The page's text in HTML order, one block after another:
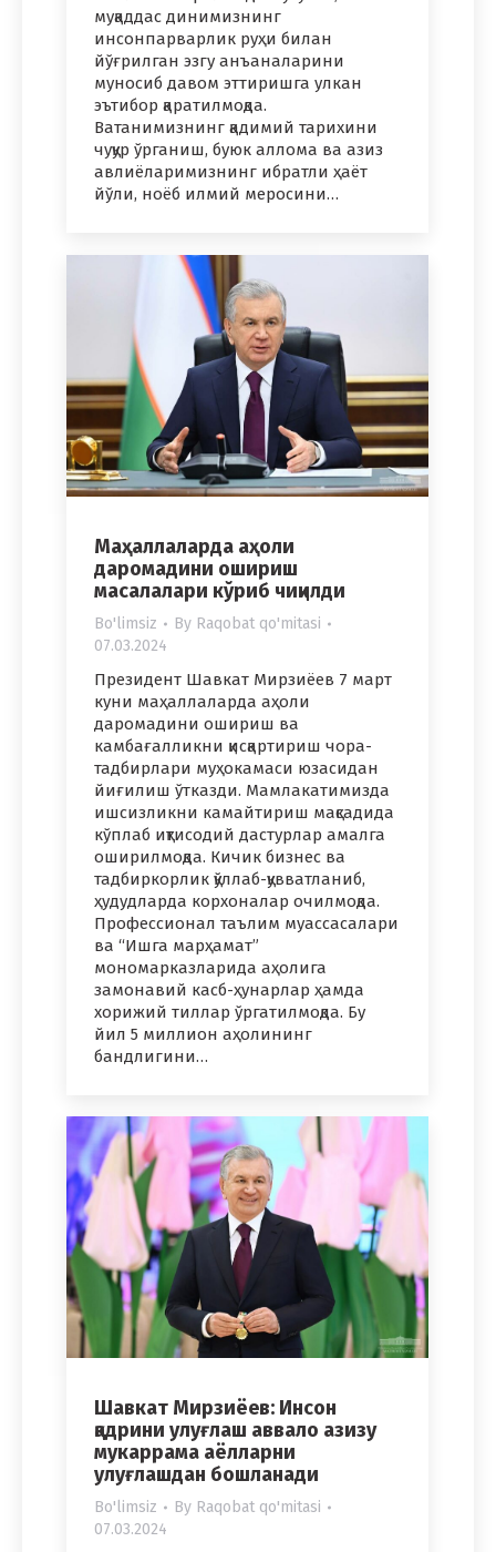
муқаддас динимизнинг
инсонпарварлик руҳи билан
йўғрилган эзгу анъаналарини
муносиб давом эттиришга улкан
эътибор қаратилмоқда.
Ватанимизнинг қадимий тарихини
чуқур ўрганиш, буюк аллома ва азиз
авлиёларимизнинг ибратли ҳаёт
йўли, ноёб илмий меросини…
Маҳаллаларда аҳоли
даромадини ошириш
масалалари кўриб чиқилди
Bo'limsiz By Raqobat qo'mitasi
07.03.2024
Президент Шавкат Мирзиёев 7 март
куни маҳаллаларда аҳоли
даромадини ошириш ва
камбағалликни қисқартириш чора-
тадбирлари муҳокамаси юзасидан
йиғилиш ўтказди. Мамлакатимизда
ишсизликни камайтириш мақсадида
кўплаб иқтисодий дастурлар амалга
оширилмоқда. Кичик бизнес ва
тадбиркорлик қўллаб-қувватланиб,
ҳудудларда корхоналар очилмоқда.
Профессионал таълим муассасалари
ва “Ишга марҳамат”
мономарказларида аҳолига
замонавий касб-ҳунарлар ҳамда
хорижий тиллар ўргатилмоқда. Бу
йил 5 миллион аҳолининг
бандлигини…
Шавкат Мирзиёев: Инсон
қадрини улуғлаш аввало азизу
мукаррама аёлларни
улуғлашдан бошланади
Bo'limsiz By Raqobat qo'mitasi
07.03.2024